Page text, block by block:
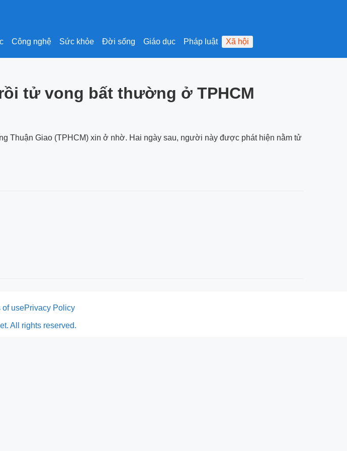
Công nghệ Sức khỏe Đời sống Giáo dục Pháp luật Xã hội
tử vong bất thường ở TPHCM
Thuận Giao (TPHCM) xin ở nhờ. Hai ngày sau, người này được phát hiện nằm tử
of usePrivacy Policy
All rights reserved.